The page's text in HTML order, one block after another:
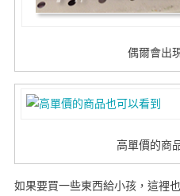
偶爾會出
高單價的商
如果要買一些東西給小孩，這裡